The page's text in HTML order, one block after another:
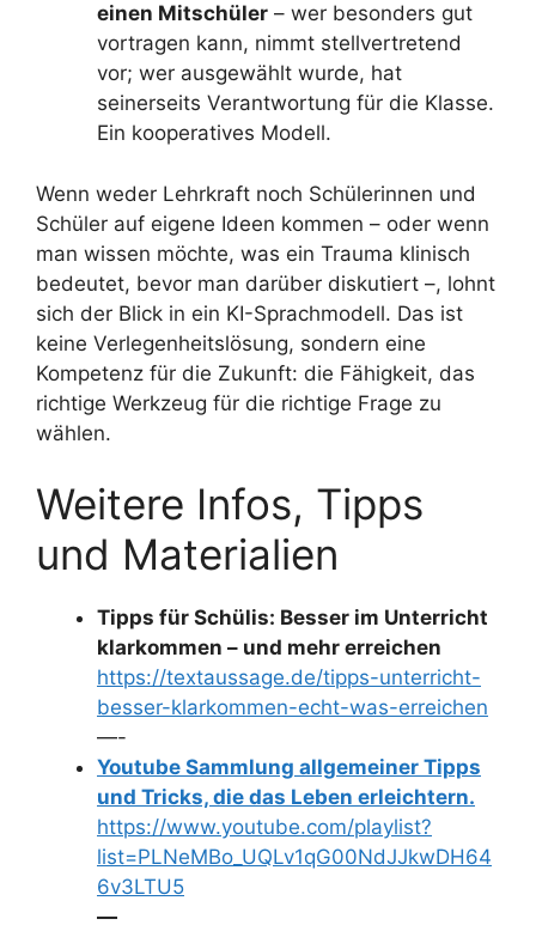
einen Mitschüler – wer besonders gut
vortragen kann, nimmt stellvertretend
vor; wer ausgewählt wurde, hat
seinerseits Verantwortung für die Klasse.
Ein kooperatives Modell.
Wenn weder Lehrkraft noch Schülerinnen und
Schüler auf eigene Ideen kommen – oder wenn
man wissen möchte, was ein Trauma klinisch
bedeutet, bevor man darüber diskutiert –, lohnt
sich der Blick in ein KI-Sprachmodell. Das ist
keine Verlegenheitslösung, sondern eine
Kompetenz für die Zukunft: die Fähigkeit, das
richtige Werkzeug für die richtige Frage zu
wählen.
Weitere Infos, Tipps
und Materialien
Tipps für Schülis: Besser im Unterricht
klarkommen – und mehr erreichen
https://textaussage.de/tipps-unterricht-
besser-klarkommen-echt-was-erreichen
—-
Youtube Sammlung allgemeiner Tipps
und Tricks, die das Leben erleichtern.
https://www.youtube.com/playlist?
list=PLNeMBo_UQLv1qG00NdJJkwDH64
6v3LTU5
—